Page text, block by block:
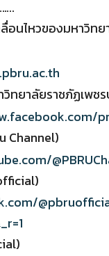
อนไหวของมหาวิทย
ทยาลัยราชภัฏเพช
Channel)